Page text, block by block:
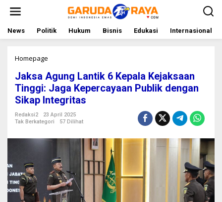
t
News Politik Hukum Bisnis Edukasi Internasional
Homepage
k
a
A
g
u
g
n
t
i
k
Jaksa Agung Lantik 6 Kepala Kejaksaan
Tinggi: Jaga Kepercayaan Publik dengan
Sikap Integritas
Redaksi2
23 April 2025
Tak Berkategori
57 Dilihat